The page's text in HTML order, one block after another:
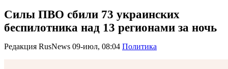
Силы ПВО сбили 73 украинских
беспилотника над 13 регионами за ночь
Редакция RusNews 09-июл, 08:04 Политика